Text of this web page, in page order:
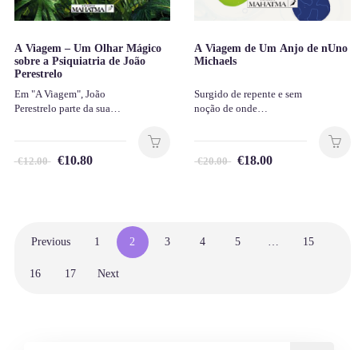
A Viagem – Um Olhar Mágico
sobre a Psiquiatria de João
Perestrelo
Em "A Viagem", João
Perestrelo parte da sua…
€12.00 €10.80
A Viagem de Um Anjo de nUno
Michaels
Surgido de repente e sem
noção de onde…
€20.00 €18.00
Previous 1 2 3 4 5 … 15
16 17 Next